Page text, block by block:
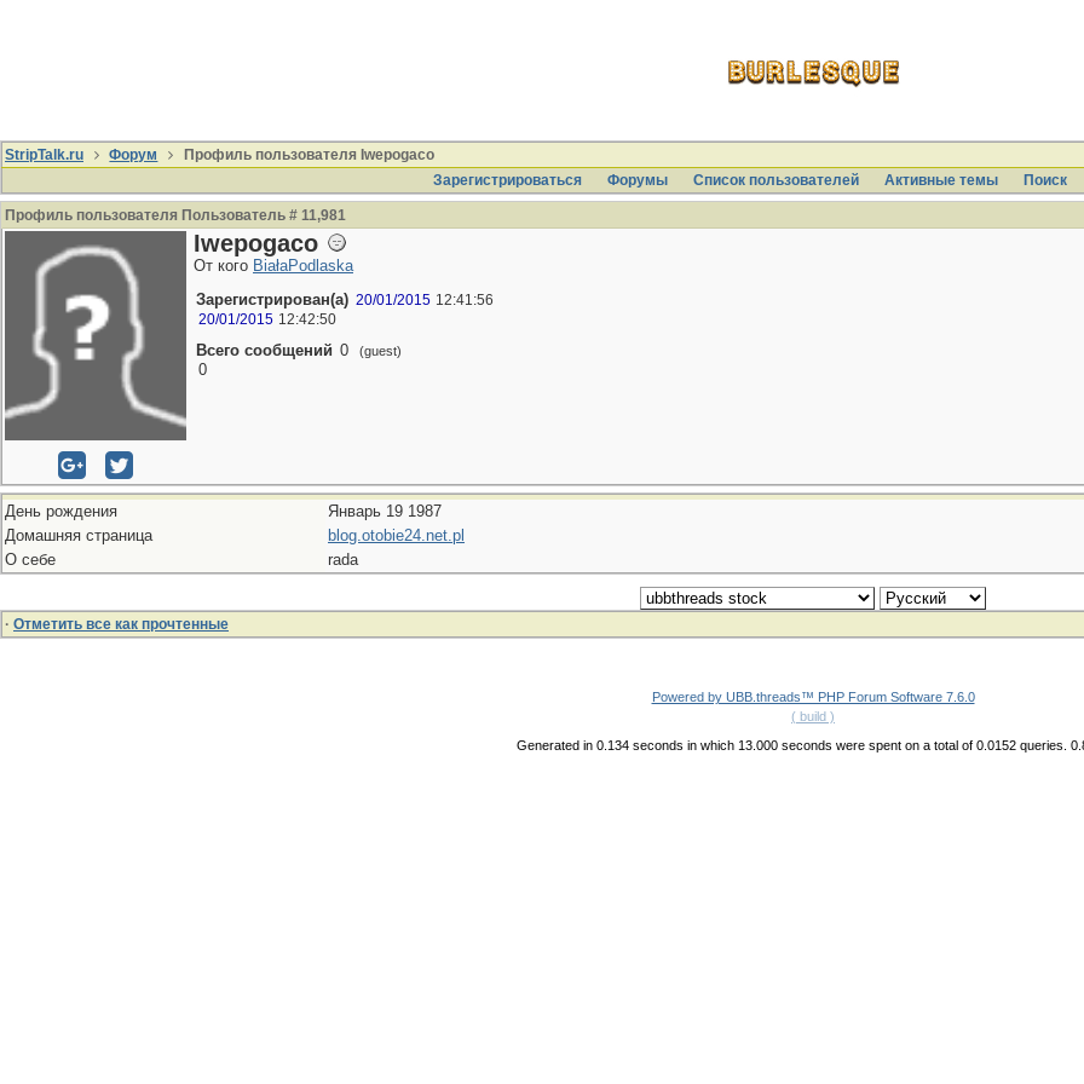
StripTalk.ru Форум
Профиль пользователя Iwepogaco
Зарегистрироваться
Форумы Список пользователей Активные темы Поиcк
Профиль пользователя Пользователь # 11,981
Iwepogaco
От кого BiałaPodlaska
Зарегистрирован(а) 20/01/2015 12:41:56
20/01/2015 12:42:50
Всего сообщений 0 (guest)
0
День рождения
Январь 19 1987
Домашняя страница
blog.otobie24.net.pl
О себе
rada
· Отметить все как прочтенные
Powered by UBB.threads™ PHP Forum Software 7.6.0
( build )
Generated in 0.134 seconds in which 13.000 seconds were spent on a total of 0.0152 queries.